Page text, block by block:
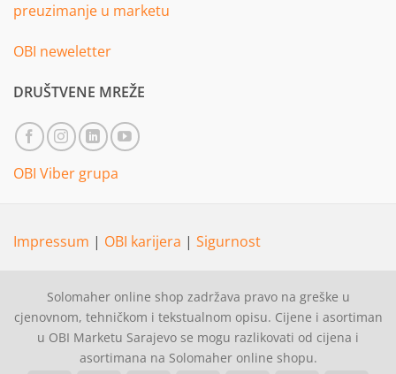
preuzimanje u marketu
OBI neweletter
DRUŠTVENE MREŽE
OBI Viber grupa
Impressum | OBI karijera | Sigurnost
Solomaher online shop zadržava pravo na greške u
cjenovnom, tehničkom i tekstualnom opisu. Cijene i asortiman
u OBI Marketu Sarajevo se mogu razlikovati od cijena i
asortimana na Solomaher online shopu.